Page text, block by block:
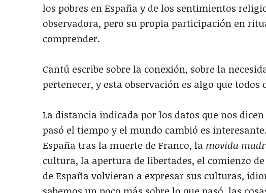
los pobres en España y de los sentimientos
observadora, pero su propia participación en
comprender.
Cantú escribe sobre la conexión, sobre la
pertenecer, y esta observación es algo que
La distancia indicada por los datos que nos
pasó el tiempo y el mundo cambió es
España tras la muerte de Franco, la movida
cultura, la apertura de libertades, el comienzo
de España volvieran a expresar sus culturas,